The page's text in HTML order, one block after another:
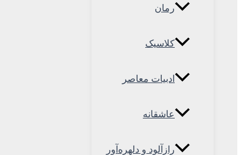
رمان
کلاسیک
ادبیات معاصر
عاشقانه
رازآلود و دلهره‌آور